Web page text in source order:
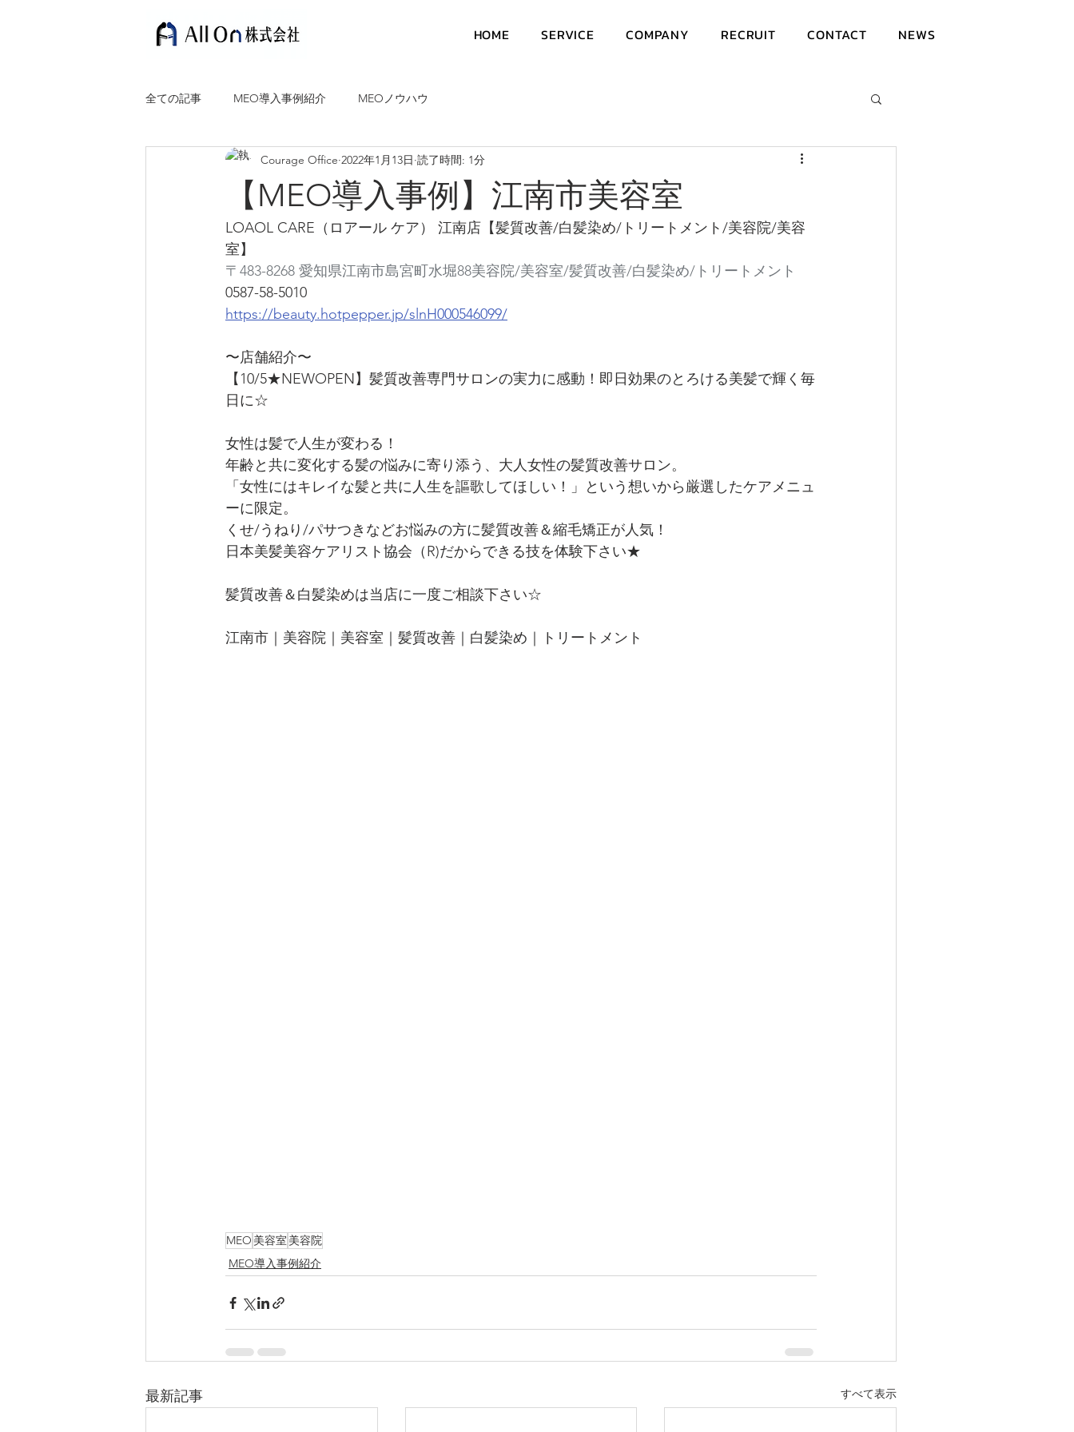
HOME SERVICE COMPANY RECRUIT CONTACT NEWS
全ての記事 MEO導入事例紹介 MEOノウハウ
【MEO導入事例】江南市美容室
Courage Office 2022年1月13日 読了時間: 1分
LOAOL CARE（ロアール ケア） 江南店【髪質改善/白髪染め/トリートメント/美容院/美容
室】
〒483-8268 愛知県江南市島宮町水堀88美容院/美容室/髪質改善/白髪染め/トリートメント
0587-58-5010
https://beauty.hotpepper.jp/slnH000546099/
〜店舗紹介〜
【10/5★NEWOPEN】髪質改善専門サロンの実力に感動！即日効果のとろける美髪で輝く毎
日に☆
女性は髪で人生が変わる！
年齢と共に変化する髪の悩みに寄り添う、大人女性の髪質改善サロン。
「女性にはキレイな髪と共に人生を謳歌してほしい！」という想いから厳選したケアメニュ
ーに限定。
くせ/うねり/パサつきなどお悩みの方に髪質改善＆縮毛矯正が人気！
日本美髪美容ケアリスト協会（R)だからできる技を体験下さい★
髪質改善＆白髪染めは当店に一度ご相談下さい☆
江南市｜美容院｜美容室｜髪質改善｜白髪染め｜トリートメント
MEO 美容室 美容院
MEO導入事例紹介
最新記事 すべて表示